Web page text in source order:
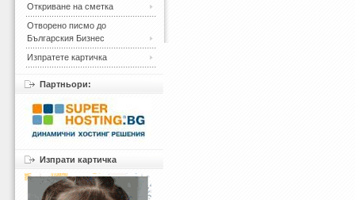
Откриване на сметка
Отворено писмо до
Българския Бизнес
Изпратете картичка
Партньори:
Изпрати картичка